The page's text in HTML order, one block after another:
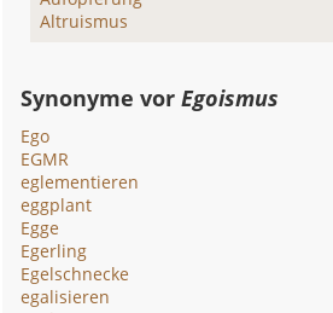
Altruismus
Synonyme vorEgoismus
Ego
EGMR
eglementieren
eggplant
Egge
Egerling
Egelschnecke
egalisieren